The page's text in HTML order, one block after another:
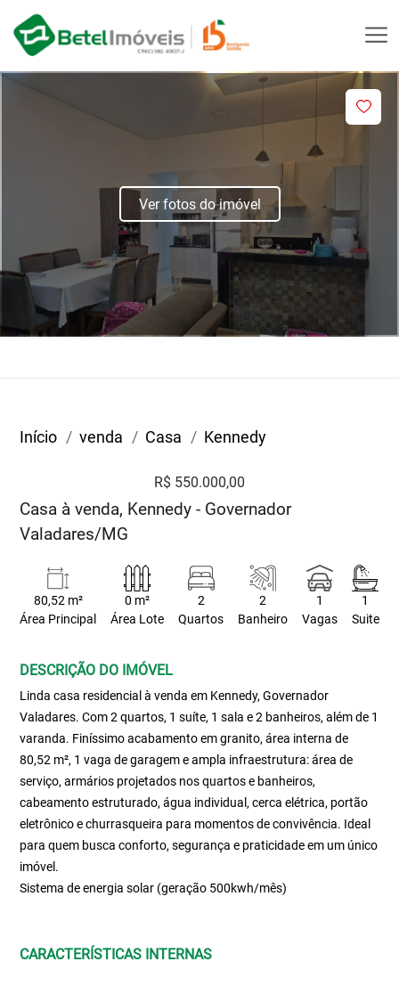
Ver fotos do imóvel
Início venda Casa Kennedy
R$ 550.000,00
Casa à venda, Kennedy - Governador
Valadares/MG
80,52 m²
Área Principal
0 m²
Área Lote
2
Quartos
2
Banheiro
1
Vagas
1
Suite
DESCRIÇÃO DO IMÓVEL
Linda casa residencial à venda em Kennedy, Governador
Valadares. Com 2 quartos, 1 suíte, 1 sala e 2 banheiros, além de 1
varanda. Finíssimo acabamento em granito, área interna de
80,52 m², 1 vaga de garagem e ampla infraestrutura: área de
serviço, armários projetados nos quartos e banheiros,
cabeamento estruturado, água individual, cerca elétrica, portão
eletrônico e churrasqueira para momentos de convivência. Ideal
para quem busca conforto, segurança e praticidade em um único
imóvel.
Sistema de energia solar (geração 500kwh/mês)
CARACTERÍSTICAS INTERNAS